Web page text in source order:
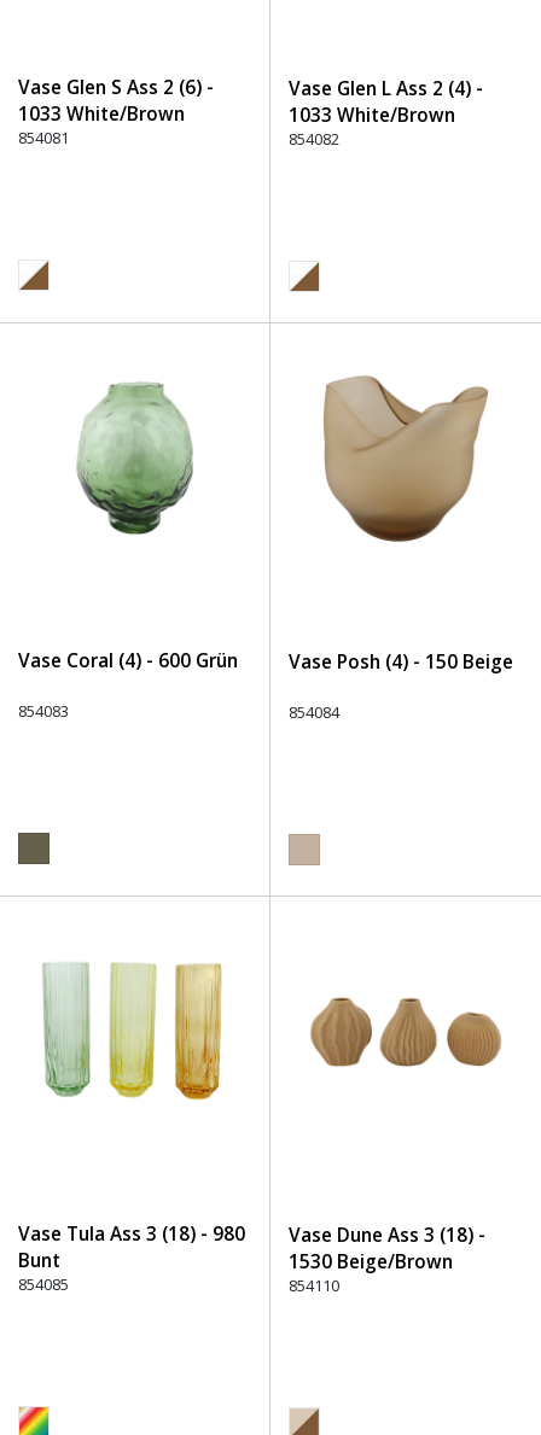
Vase Glen S Ass 2 (6) -
1033 White/Brown
854081
Vase Glen L Ass 2 (4) -
1033 White/Brown
854082
Vase Coral (4) - 600 Grün
854083
Vase Posh (4) - 150 Beige
854084
Vase Tula Ass 3 (18) - 980
Bunt
854085
Vase Dune Ass 3 (18) -
1530 Beige/Brown
854110